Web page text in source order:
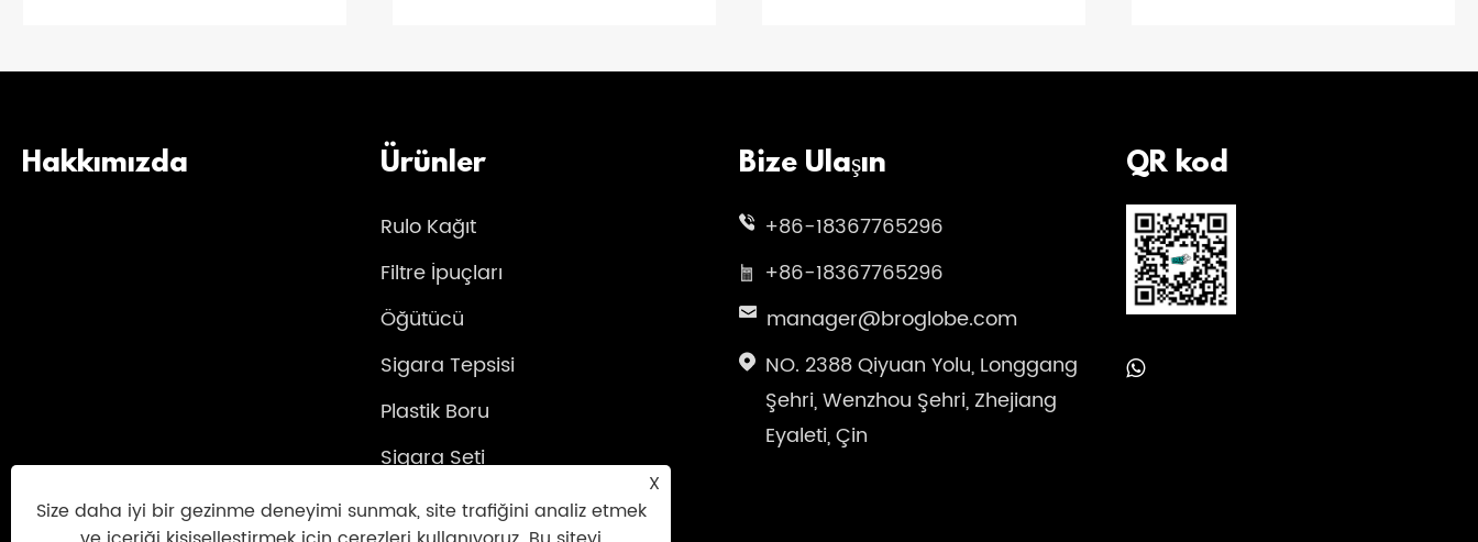
Hakkımızda Ürünler
Rulo Kağıt
Filtre İpuçları
Öğütücü
Sigara Tepsisi
Plastik Boru
Sigara Seti
Küllük
Bize Ulaşın
+86-18367765296
+86-18367765296
manager@broglobe.com
NO. 2388 Qiyuan Yolu, Longgang
Şehri, Wenzhou Şehri, Zhejiang
Eyaleti, Çin
QR kod
X
Size daha iyi bir gezinme deneyimi sunmak, site trafiğini analiz etmek